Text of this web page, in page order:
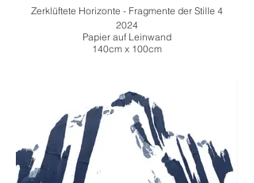
Zerklüftete Horizonte - Fragmente der Stille 4
2024
Papier auf Leinwand
140cm x 100cm